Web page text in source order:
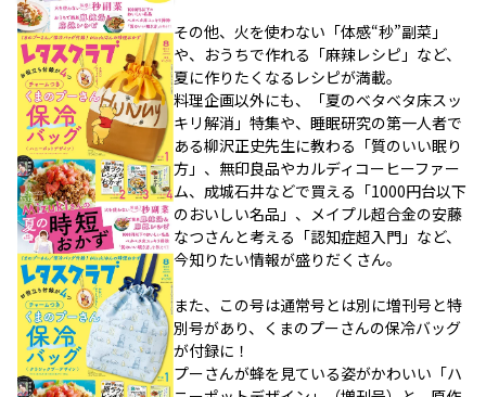
その他、火を使わない「体感“秒”副菜」
や、おうちで作れる「麻辣レシピ」など、
夏に作りたくなるレシピが満載。
料理企画以外にも、「夏のベタベタ床スッ
キリ解消」特集や、睡眠研究の第一人者で
ある柳沢正史先生に教わる「質のいい眠り
方」、無印良品やカルディコーヒーファー
ム、成城石井などで買える「1000円台以下
のおいしい名品」、メイプル超合金の安藤
なつさんと考える「認知症超入門」など、
今知りたい情報が盛りだくさん。
また、この号は通常号とは別に増刊号と特
別号があり、くまのプーさんの保冷バッグ
が付録に！
プーさんが蜂を見ている姿がかわいい「ハ